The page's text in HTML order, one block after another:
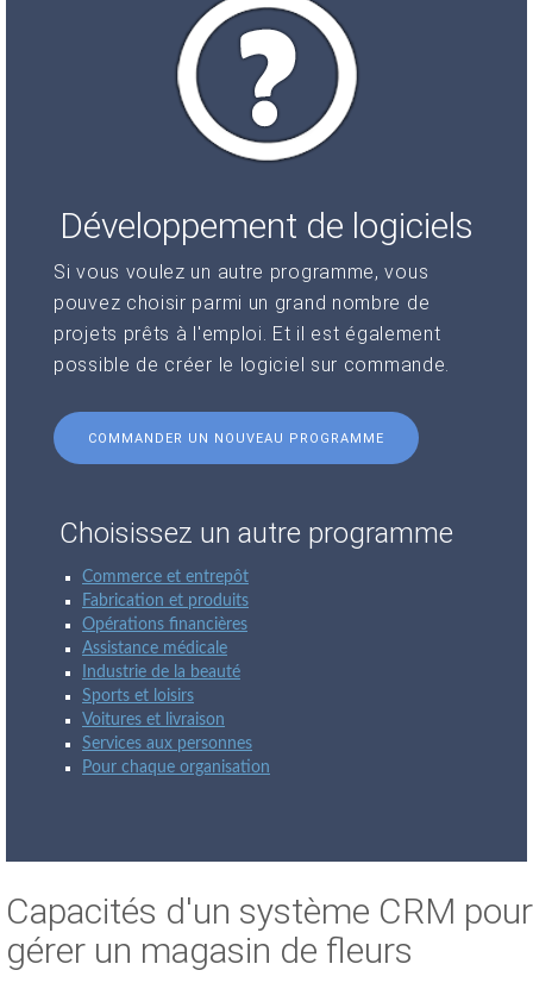
Développement de logiciels
Si vous voulez un autre programme, vous
pouvez choisir parmi un grand nombre de
projets prêts à l'emploi. Et il est également
possible de créer le logiciel sur commande.
COMMANDER UN NOUVEAU PROGRAMME
Choisissez un autre programme
Commerce et entrepôt
Fabrication et produits
Opérations financières
Assistance médicale
Industrie de la beauté
Sports et loisirs
Voitures et livraison
Services aux personnes
Pour chaque organisation
Capacités d'un système CRM pour
gérer un magasin de fleurs